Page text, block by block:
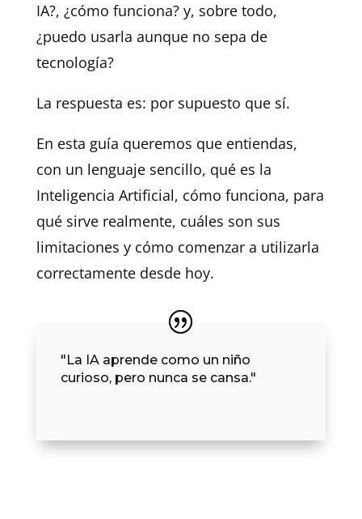
IA?, ¿cómo funciona? y, sobre todo,
¿puedo usarla aunque no sepa de
tecnología?
La respuesta es: por supuesto que sí.
En esta guía queremos que entiendas,
con un lenguaje sencillo, qué es la
Inteligencia Artificial, cómo funciona, para
qué sirve realmente, cuáles son sus
limitaciones y cómo comenzar a utilizarla
correctamente desde hoy.
"La IA aprende como un niño
curioso, pero nunca se cansa."